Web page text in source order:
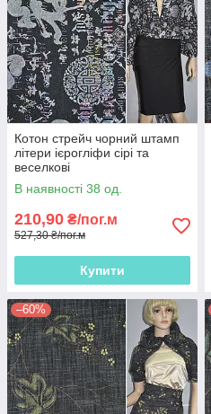
Котон стрейч чорний штамп
літери ієрогліфи сірі та
веселкові
В наявності 38 од.
210,90 ₴/пог.м
527,30 ₴/пог.м
Купити
–60%